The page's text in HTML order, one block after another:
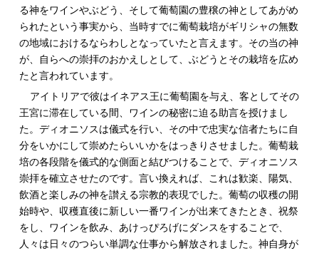
る神をワインやぶどう、そして葡萄園の豊穣の神としてあがめ
られたという事実から、当時すでに葡萄栽培がギリシャの無数
の地域におけるならわしとなっていたと言えます。その当の神
が、自らへの崇拝のおかえしとして、ぶどうとその栽培を広め
たと言われています。
アイトリアで彼はイネアス王に葡萄園を与え、客としてその
王宮に滞在している間、ワインの秘密に迫る助言を授けまし
た。ディオニソスは儀式を行い、その中で忠実な信者たちに自
分をいかにして崇めたらいいかをはっきりさせました。葡萄栽
培の各段階を儀式的な側面と結びつけることで、ディオニソス
崇拝を確立させたのです。言い換えれば、これは歓楽、陽気、
飲酒と楽しみの神を讃える宗教的表現でした。葡萄の収穫の開
始時や、収穫直後に新しい一番ワインが出来てきたとき、祝祭
をし、ワインを飲み、あけっぴろげにダンスをすることで、
人々は日々のつらい単調な仕事から解放されました。神自身が